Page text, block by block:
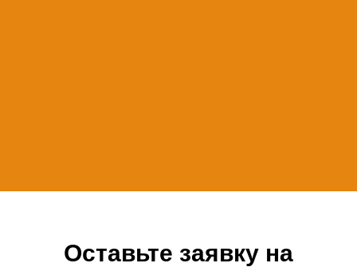
Оставьте заявку на